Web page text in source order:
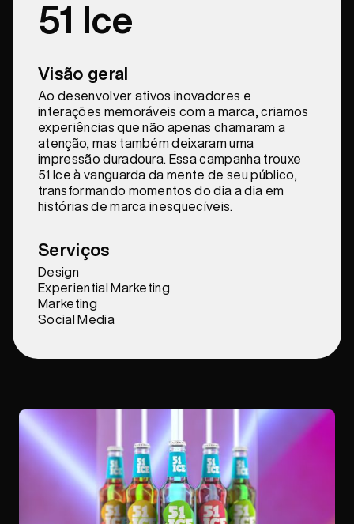
51 Ice
Visão geral
Ao desenvolver ativos inovadores e
interações memoráveis com a marca, criamos
experiências que não apenas chamaram a
atenção, mas também deixaram uma
impressão duradoura. Essa campanha trouxe
51 Ice à vanguarda da mente de seu público,
transformando momentos do dia a dia em
histórias de marca inesquecíveis.
Serviços
Design
Experiential Marketing
Marketing
Social Media